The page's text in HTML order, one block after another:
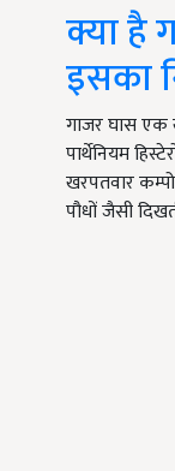
क्या है
इसका
गाजर घास एक
पार्थेनियम
खरपतवार
पौधों जैसी